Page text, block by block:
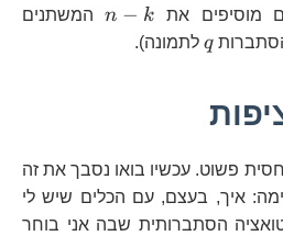
מוסיפים את
n − k
המשתנים
qלתמונה).
פשוט. עכשיו בואו נסבך את זה
איך, בעצם, עם הכלים שיש לי
הסתברותית שבה אני בוחר